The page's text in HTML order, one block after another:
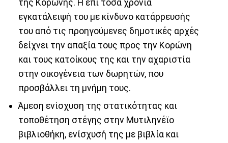
της Κορώνης. Η επί τόσα χρόνια
εγκατάλειψή του με κίνδυνο κατάρρευσής
του από τις προηγούμενες δημοτικές αρχές
δείχνει την απαξία τους προς την Κορώνη
και τους κατοίκους της και την αχαριστία
στην οικογένεια των δωρητών, που
προσβάλλει τη μνήμη τους.
Άμεση ενίσχυση της στατικότητας και
τοποθέτηση στέγης στην Μυτιληνέϊο
βιβλιοθήκη, ενίσχυσή της με βιβλία και